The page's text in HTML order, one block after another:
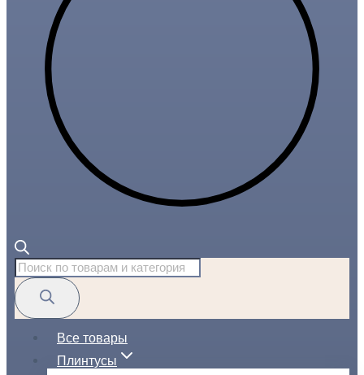
Поиск
товаров
Все товары
Плинтусы